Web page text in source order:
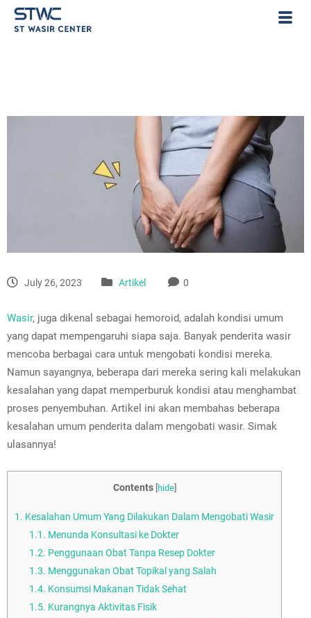
July 26, 2023 Artikel 0
Wasir, juga dikenal sebagai hemoroid, adalah kondisi umum
yang dapat mempengaruhi siapa saja. Banyak penderita wasir
mencoba berbagai cara untuk mengobati kondisi mereka.
Namun sayangnya, beberapa dari mereka sering kali melakukan
kesalahan yang dapat memperburuk kondisi atau menghambat
proses penyembuhan. Artikel ini akan membahas beberapa
kesalahan umum penderita dalam mengobati wasir. Simak
ulasannya!
Contents hide]
1. Kesalahan Umum Yang Dilakukan Dalam Mengobati Wasir
1.1. Menunda Konsultasi ke Dokter
1.2. Penggunaan Obat Tanpa Resep Dokter
1.3. Menggunakan Obat Topikal yang Salah
1.4. Konsumsi Makanan Tidak Sehat
1.5. Kurangnya Aktivitas Fisik